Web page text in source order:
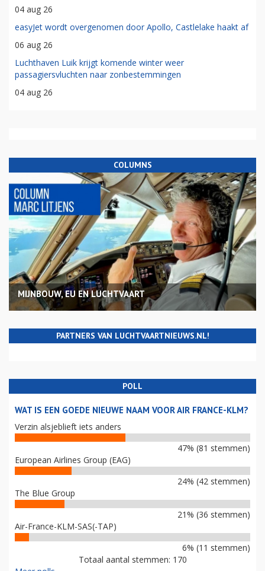
04 aug 26
easyJet wordt overgenomen door Apollo, Castlelake haakt af
06 aug 26
Luchthaven Luik krijgt komende winter weer
passagiersvluchten naar zonbestemmingen
04 aug 26
COLUMNS
MIJNBOUW, EU EN LUCHTVAART
PARTNERS VAN LUCHTVAARTNIEUWS.NL!
POLL
WAT IS EEN GOEDE NIEUWE NAAM VOOR AIR FRANCE-KLM?
Verzin alsjeblieft iets anders
47% (81 stemmen)
European Airlines Group (EAG)
24% (42 stemmen)
The Blue Group
21% (36 stemmen)
Air-France-KLM-SAS(-TAP)
6% (11 stemmen)
Totaal aantal stemmen: 170